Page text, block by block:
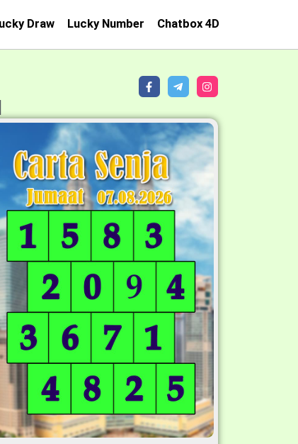
Draw Lucky Number Chatbox 4D